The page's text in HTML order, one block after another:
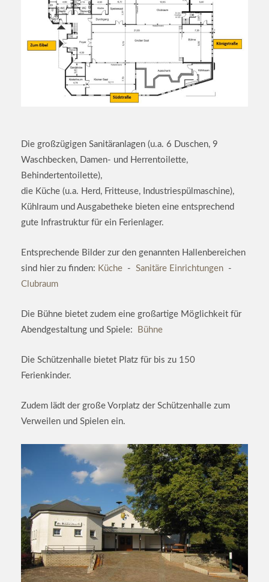
Die großzügigen Sanitäranlagen (u.a. 6 Duschen, 9
Waschbecken, Damen- und Herrentoilette,
Behindertentoilette),
die Küche (u.a. Herd, Fritteuse, Industriespülmaschine),
Kühlraum und Ausgabetheke bieten eine entsprechend
gute Infrastruktur für ein Ferienlager.
Entsprechende Bilder zur den genannten Hallenbereichen
sind hier zu finden: Küche - Sanitäre Einrichtungen -
Clubraum
Die Bühne bietet zudem eine großartige Möglichkeit für
Abendgestaltung und Spiele:
Bühne
Die Schützenhalle bietet Platz für bis zu 150
Ferienkinder.
Zudem lädt der große Vorplatz der Schützenhalle zum
Verweilen und Spielen ein.